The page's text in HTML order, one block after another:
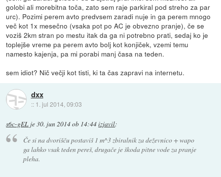
golobi ali morebitna toča, zato sem raje parkiral pod streho za par
urc). Pozimi perem avto predvsem zaradi nuje in ga perem mnogo
več kot 1x mesečno (vsaka pot po AC je obvezno pranje), če se
voziš 2km stran po mestu itak da ga ni potrebno prati, sedaj ko je
toplejše vreme pa perem avto bolj kot konjiček, vzemi temu
namesto kajenja, pa mi porabi manj časa na teden.
sem idiot? Nič večji kot tisti, ki ta čas zapravi na internetu.
dxx
:: 1. jul 2014, 09:03
s6c-gEL je30. jun 2014 ob 14:44izjavil:
Če si na dvorišču postaviš 1 m^3 zbiralnik za deževnico + wapo
ga lahko vsak teden pereš, drugače je škoda pitne vode za pranje
pleha.